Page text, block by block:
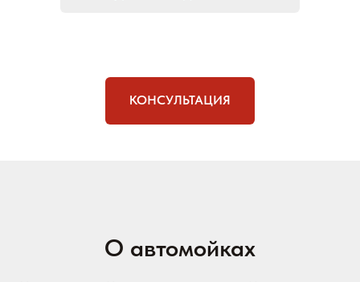
КОНСУЛЬТАЦИЯ
О автомойках